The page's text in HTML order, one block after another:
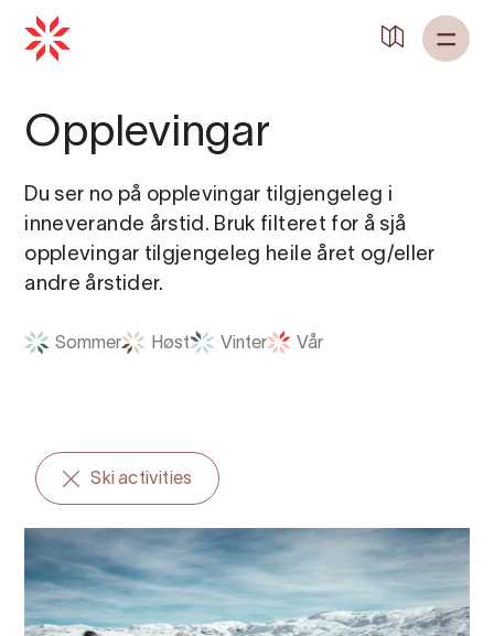
Opplevingar
Du ser no på opplevingar tilgjengeleg i
inneverande årstid. Bruk filteret for å sjå
opplevingar tilgjengeleg heile året og/eller
andre årstider.
Sommer Høst Vinter Vår
Ski activities